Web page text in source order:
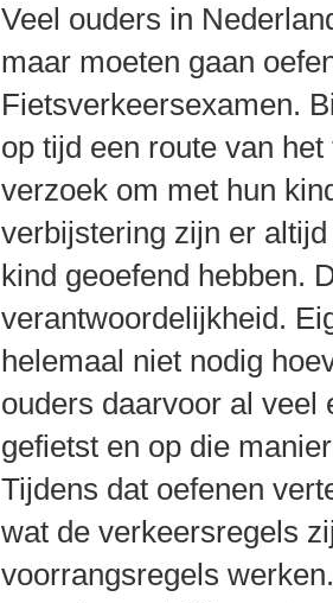
Veel ouders in
maar moeten gaan
Fietsverkeersexamen.
op tijd een route van
verzoek om met hun
verbijstering zijn er
kind geoefend hebben.
verantwoordelijkheid.
helemaal niet nodig
ouders daarvoor al veel
gefietst en op die
Tijdens dat oefenen
wat de verkeersregels
voorrangsregels